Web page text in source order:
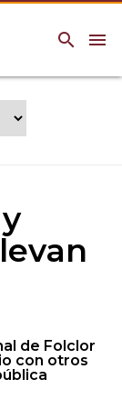
menu
search
de Folclor
con otros